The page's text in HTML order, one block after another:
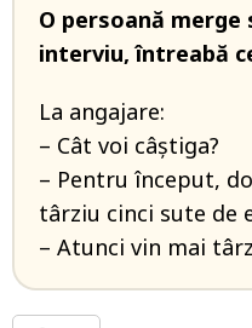
O persoană merge
interviu, întreabă
La angajare:
– Cât voi câștiga?
– Pentru început,
târziu cinci sute de
– Atunci vin mai